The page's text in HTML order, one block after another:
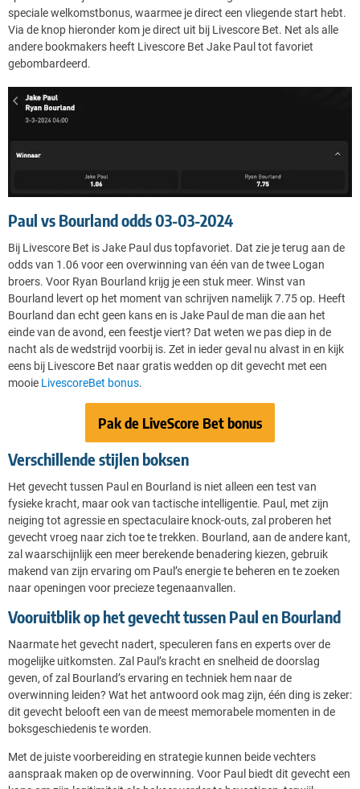
speciale welkomstbonus, waarmee je direct een vliegende start hebt.
Via de knop hieronder kom je direct uit bij Livescore Bet. Net als alle
andere bookmakers heeft Livescore Bet Jake Paul tot favoriet
gebombardeerd.
Paul vs Bourland odds 03-03-2024
Bij Livescore Bet is Jake Paul dus topfavoriet. Dat zie je terug aan de
odds van 1.06 voor een overwinning van één van de twee Logan
broers. Voor Ryan Bourland krijg je een stuk meer. Winst van
Bourland levert op het moment van schrijven namelijk 7.75 op. Heeft
Bourland dan echt geen kans en is Jake Paul de man die aan het
einde van de avond, een feestje viert? Dat weten we pas diep in de
nacht als de wedstrijd voorbij is. Zet in ieder geval nu alvast in en kijk
eens bij Livescore Bet naar gratis wedden op dit gevecht met een
mooie LivescoreBet bonus.
Pak de LiveScore Bet bonus
Verschillende stijlen boksen
Het gevecht tussen Paul en Bourland is niet alleen een test van
fysieke kracht, maar ook van tactische intelligentie. Paul, met zijn
neiging tot agressie en spectaculaire knock-outs, zal proberen het
gevecht vroeg naar zich toe te trekken. Bourland, aan de andere kant,
zal waarschijnlijk een meer berekende benadering kiezen, gebruik
makend van zijn ervaring om Paul’s energie te beheren en te zoeken
naar openingen voor precieze tegenaanvallen.
Vooruitblik op het gevecht tussen Paul en Bourland
Naarmate het gevecht nadert, speculeren fans en experts over de
mogelijke uitkomsten. Zal Paul’s kracht en snelheid de doorslag
geven, of zal Bourland’s ervaring en techniek hem naar de
overwinning leiden? Wat het antwoord ook mag zijn, één ding is zeker:
dit gevecht belooft een van de meest memorabele momenten in de
boksgeschiedenis te worden.
Met de juiste voorbereiding en strategie kunnen beide vechters
aanspraak maken op de overwinning. Voor Paul biedt dit gevecht een